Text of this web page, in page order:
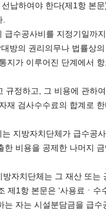
납하여야 한다(제1항 본
수공사비를 지정기일까
방의 권리의무나 법률상
지가 이루어진 단계에서
정하고, 그 비용에 관하
재 검사수수료의 합계로
지방자치단체가 급수공
비용을 공제한 나머지
자치단체는 그 재산 또는
제1항 본문은 ‘사용료ㆍ
자는 시설분담금을 급